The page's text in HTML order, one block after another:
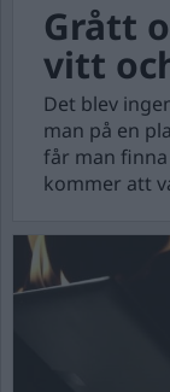
Grått
vitt
Det blev
man på en
får man
kommer att